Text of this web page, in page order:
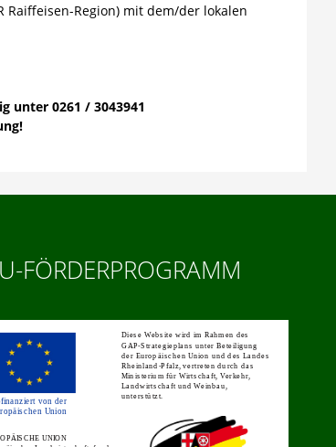
Raiffeisen-Region) mit dem/der lokalen
unter 0261 / 3043941
FÖRDERPROGRAMM